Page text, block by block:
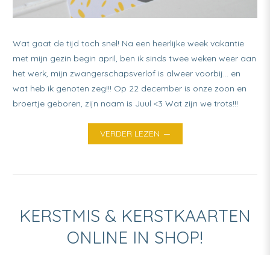
Wat gaat de tijd toch snel! Na een heerlijke week vakantie
met mijn gezin begin april, ben ik sinds twee weken weer aan
het werk, mijn zwangerschapsverlof is alweer voorbij… en
wat heb ik genoten zeg!!! Op 22 december is onze zoon en
broertje geboren, zijn naam is Juul <3 Wat zijn we trots!!!
VERDER LEZEN
KERSTMIS & KERSTKAARTEN
ONLINE IN SHOP!